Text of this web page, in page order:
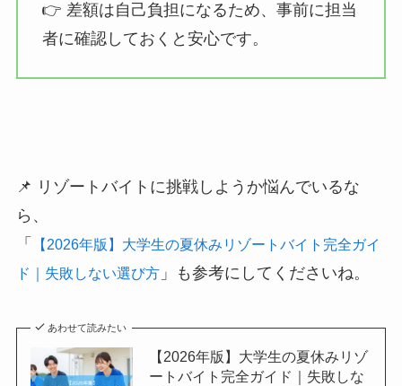
👉 差額は自己負担になるため、事前に担当
者に確認しておくと安心です。
📌 リゾートバイトに挑戦しようか悩んでいるな
ら、
「
【2026年版】大学生の夏休みリゾートバイト完全ガイ
ド｜失敗しない選び方」 も参考にしてくださいね。
あわせて読みたい
【2026年版】大学生の夏休みリゾ
ートバイト完全ガイド｜失敗しな